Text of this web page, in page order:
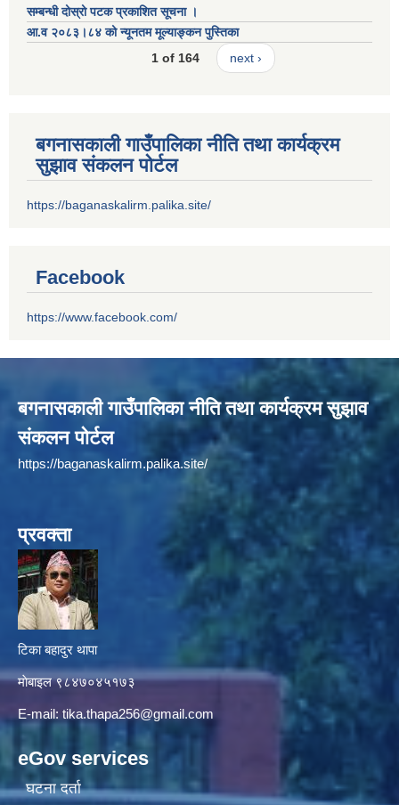
सम्बन्धी दोस्रो पटक प्रकाशित सूचना ।
आ.व २०८३।८४ को न्यूनतम मूल्याङ्कन पुस्तिका
1 of 164
next ›
बगनासकाली गाउँपालिका नीति तथा कार्यक्रम
सुझाव संकलन पोर्टल
https://baganaskalirm.palika.site/
Facebook
https://www.facebook.com/
बगनासकाली गाउँपालिका नीति तथा कार्यक्रम सुझाव
संकलन पोर्टल
https://baganaskalirm.palika.site/
प्रवक्ता
टिका बहादुर थापा
माे‍बाइल ९८४७०४५१७३
E-mail: tika.thapa256@gmail.com
eGov services
घटना दर्ता